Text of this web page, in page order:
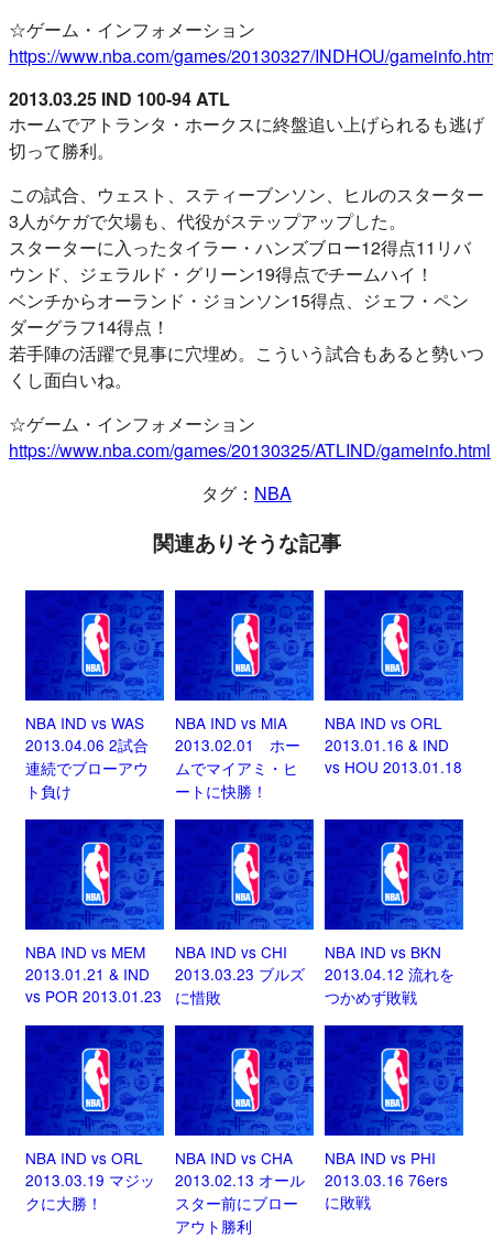
☆ゲーム・インフォメーション
https://www.nba.com/games/20130327/INDHOU/
2013.03.25 IND 100-94 ATL
ホームでアトランタ・ホークスに終盤追い上げられるも逃げ
切って勝利。
この試合、ウェスト、スティーブンソン、ヒルのスターター
3人がケガで欠場も、代役がステップアップした。
スターターに入ったタイラー・ハンズブロー12得点11リバ
ウンド、ジェラルド・グリーン19得点でチームハイ！
ベンチからオーランド・ジョンソン15得点、ジェフ・ペン
ダーグラフ14得点！
若手陣の活躍で見事に穴埋め。こういう試合もあると勢いつ
くし面白いね。
☆ゲーム・インフォメーション
https://www.nba.com/games/20130325/ATLIND/gameinfo.html
タグ： NBA
関連ありそうな記事
NBA IND vs WAS
2013.04.06 2試合
連続でブローアウ
ト負け
NBA IND vs MIA
2013.02.01 ホー
ムでマイアミ・ヒ
ートに快勝！
NBA IND vs ORL
2013.01.16 & IND
vs HOU 2013.01.18
NBA IND vs MEM
2013.01.21 & IND
vs POR 2013.01.23
NBA IND vs CHI
2013.03.23 ブルズ
に惜敗
NBA IND vs BKN
2013.04.12 流れを
つかめず敗戦
NBA IND vs ORL
2013.03.19 マジッ
クに大勝！
NBA IND vs CHA
2013.02.13 オール
スター前にブロー
アウト勝利
NBA IND vs PHI
2013.03.16 76ers
に敗戦